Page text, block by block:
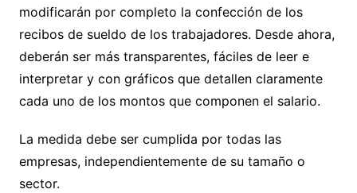
modificarán por completo la confección de los
recibos de sueldo de los trabajadores. Desde ahora,
deberán ser más transparentes, fáciles de leer e
interpretar y con gráficos que detallen claramente
cada uno de los montos que componen el salario.
La medida debe ser cumplida por todas las
empresas, independientemente de su tamaño o
sector.